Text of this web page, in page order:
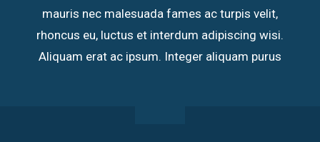
mauris nec malesuada fames ac turpis velit,
rhoncus eu, luctus et interdum adipiscing wisi.
Aliquam erat ac ipsum. Integer aliquam purus